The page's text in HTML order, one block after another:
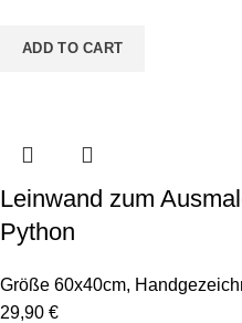
ADD TO CART
Leinwand zum
Python
Größe 60x40cm,
29,90 €